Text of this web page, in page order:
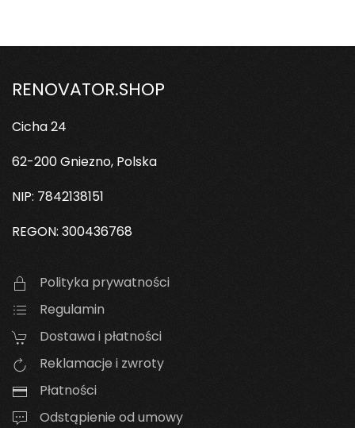
RENOVATOR.SHOP
Cicha 24
62-200 Gniezno, Polska
NIP: 7842138151
REGON: 300436768
Polityka prywatności
Regulamin
Dostawa i płatności
Reklamacje i zwroty
Płatności
Odstąpienie od umowy